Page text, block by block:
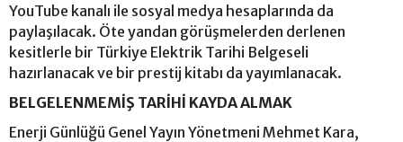
YouTube kanalı ile sosyal medya hesaplarında da
paylaşılacak. Öte yandan görüşmelerden derlenen
kesitlerle bir Türkiye Elektrik Tarihi Belgeseli
hazırlanacak ve bir prestij kitabı da yayımlanacak.
BELGELENMEMİŞ TARİHİ KAYDA ALMAK
Enerji Günlüğü Genel Yayın Yönetmeni Mehmet Kara,